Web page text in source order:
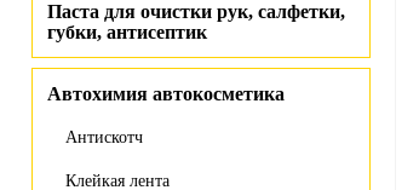
Паста для очистки рук, салфетки,
губки, антисептик
Автохимия автокосметика
Антискотч
Клейкая лента